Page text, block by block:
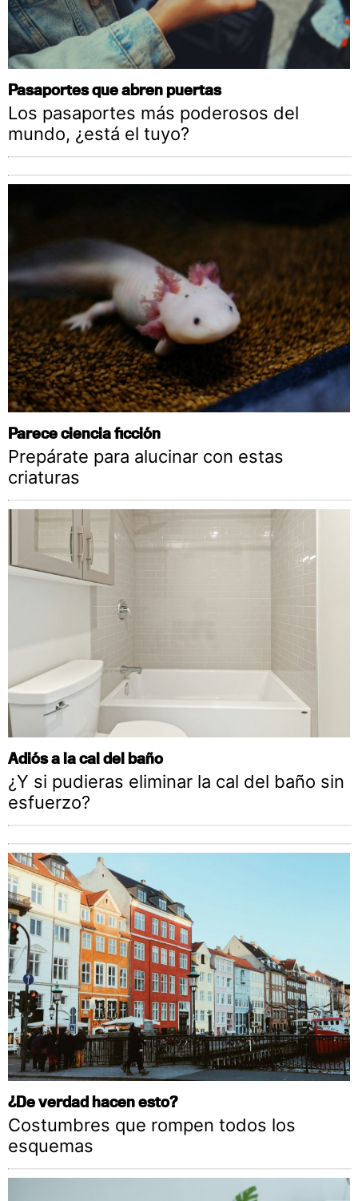
Pasaportes que abren puertas
Los pasaportes más poderosos del
mundo, ¿está el tuyo?
Parece ciencia ficción
Prepárate para alucinar con estas
criaturas
Adiós a la cal del baño
¿Y si pudieras eliminar la cal del baño sin
esfuerzo?
¿De verdad hacen esto?
Costumbres que rompen todos los
esquemas